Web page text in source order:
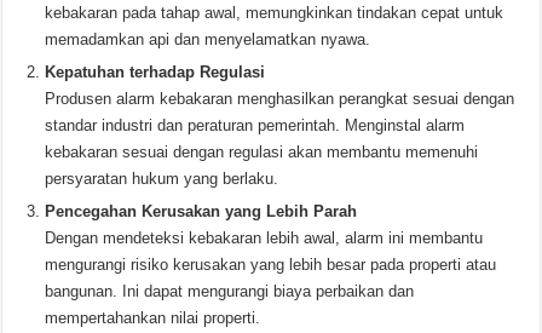
kebakaran pada tahap awal, memungkinkan tindakan cepat untuk
memadamkan api dan menyelamatkan nyawa.
Kepatuhan terhadap Regulasi
Produsen alarm kebakaran menghasilkan perangkat sesuai dengan
standar industri dan peraturan pemerintah. Menginstal alarm
kebakaran sesuai dengan regulasi akan membantu memenuhi
persyaratan hukum yang berlaku.
Pencegahan Kerusakan yang Lebih Parah
Dengan mendeteksi kebakaran lebih awal, alarm ini membantu
mengurangi risiko kerusakan yang lebih besar pada properti atau
bangunan. Ini dapat mengurangi biaya perbaikan dan
mempertahankan nilai properti.